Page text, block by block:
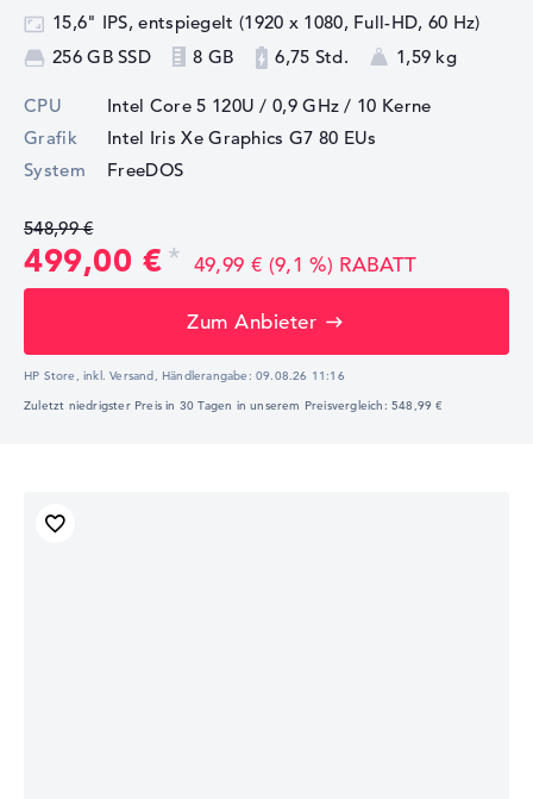
15,6" IPS, entspiegelt (1920 x 1080, Full-HD, 60 Hz)
256 GB SSD
8 GB 6,75 Std. 1,59 kg
CPU Intel Core 5 120U / 0,9 GHz / 10 Kerne
Grafik
Intel Iris Xe Graphics G7 80 EUs
System
FreeDOS
548,99 €
499,00 € 49,99 € (9,1 %) RABATT
Zum Anbieter
HP Store, inkl. Versand, Händlerangabe:09.08.26 11:16
Zuletzt niedrigster Preis in 30 Tagen in unserem Preisvergleich: 548,99 €